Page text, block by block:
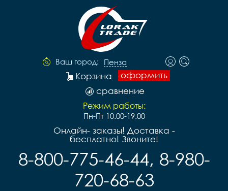
Ваш город: Пенза
оформить
Корзина
сравнение
Режим работы:
Пн-Пт 10.00-19.00
Онлайн- заказы! Доставка -
бесплатно! Звоните!
8-800-775-46-44, 8-980-
720-68-63